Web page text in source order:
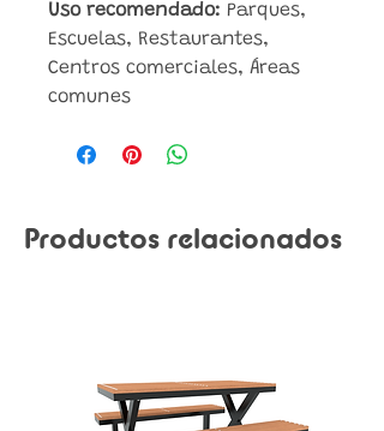
Uso recomendado: Parques,
Escuelas, Restaurantes,
Centros comerciales, Áreas
comunes
Productos relacionados